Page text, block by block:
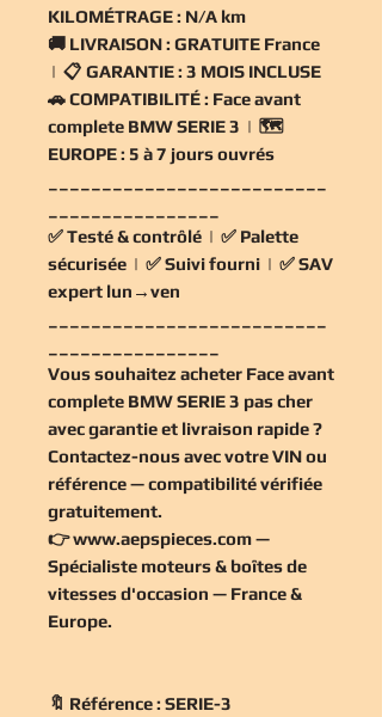
KILOMÉTRAGE : N/A km
🚚 LIVRAISON : GRATUITE France
| 📋 GARANTIE : 3 MOIS INCLUSE
🚗COMPATIBILITÉ : Face avant
complete BMW SERIE 3 | 🗺️
EUROPE : 5 à 7 jours ouvrés
✅Testé & contrôlé | ✅ Palette
sécurisée | ✅Suivi fourni | ✅SAV
expert lun→ven
Vous souhaitez acheter Face avant
complete BMW SERIE 3 pas cher
avec garantie et livraison rapide ?
Contactez-nous avec votre VIN ou
référence — compatibilité vérifiée
gratuitement.
👉www.aepspieces.com—
Spécialiste moteurs & boîtes de
vitesses d'occasion — France &
Europe.
🔖 Référence : SERIE-3